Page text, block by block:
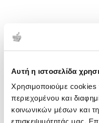
Αυτή η ιστοσελίδα
Χρησιμοποιούμε cookies
περιεχομένου και
κοινωνικών μέσων και
επισκεψιμότητάς μας.